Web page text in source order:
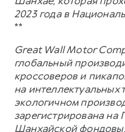
2023 года в
**
Great Wall Motor
глобальный
кроссоверов и
на интеллектуальных
экологичном
зарегистрирована на
Шанхайской